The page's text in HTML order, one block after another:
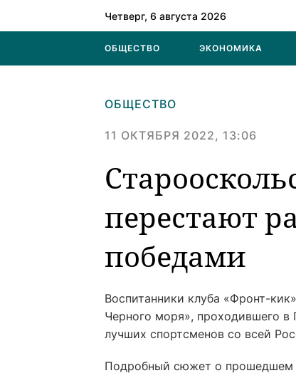
Четверг, 6 августа 2026
ОБЩЕСТВО ЭКОНОМИКА
ОБЩЕСТВО
11 ОКТЯБРЯ 2022, 13:06
перестают
победами
Воспитанники клуба «Фронт-
Черного моря», проходившего в
лучших спортсменов со всей
Подробный сюжет о прошедшем